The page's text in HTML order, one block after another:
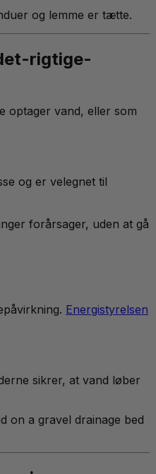
og lemme er tætte.
rigtige-
optager vand, eller som
og er velegnet til
forårsager, uden at gå
Energistyrelsen
sikrer, at vand løber
on a gravel drainage bed